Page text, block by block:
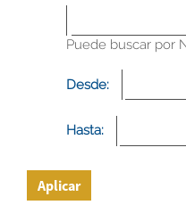
Puede buscar por
Desde:
Hasta:
Aplicar